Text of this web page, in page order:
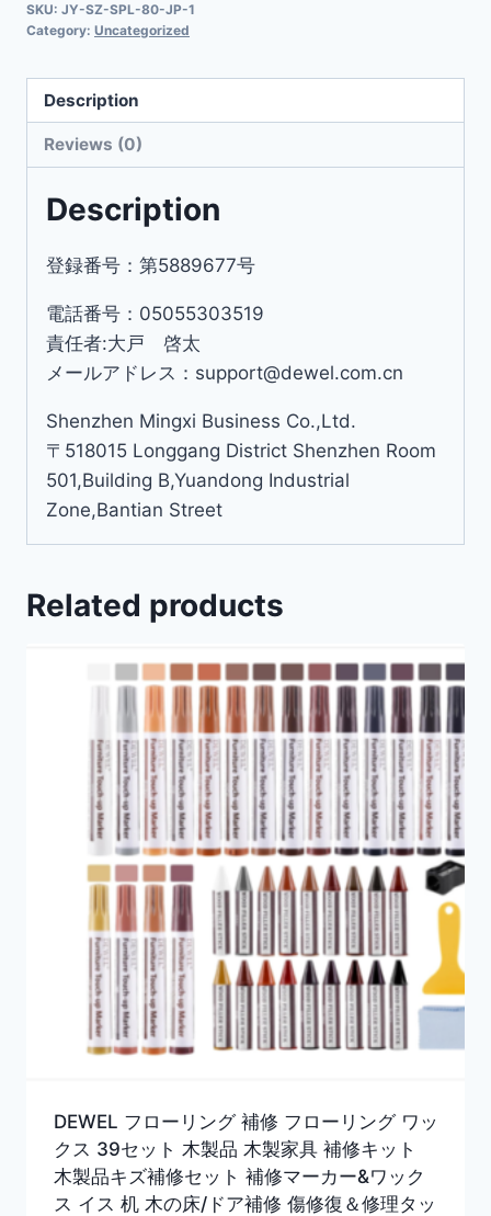
SKU: JY-SZ-SPL-80-JP-1
Category: Uncategorized
Description
Reviews (0)
Description
登録番号：第5889677号
電話番号：05055303519
責任者:大戸 啓太
メールアドレス：support@dewel.com.cn
Shenzhen Mingxi Business Co.,Ltd.
〒518015 Longgang District Shenzhen Room
501,Building B,Yuandong Industrial
Zone,Bantian Street
Related products
DEWEL フローリング 補修 フローリング ワッ
クス 39セット 木製品 木製家具 補修キット
木製品キズ補修セット 補修マーカー&ワック
ス イス 机 木の床/ドア補修 傷修復＆修理タッ